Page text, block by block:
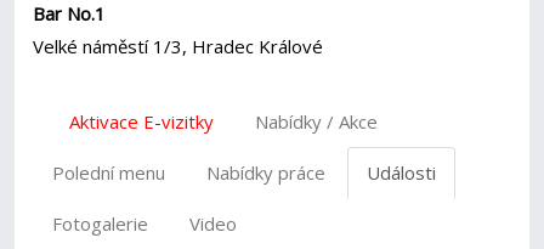
Bar No.1
Velké náměstí 1/3, Hradec Králové
Aktivace E-vizitky Nabídky / Akce
Polední menu Nabídky práce Události
Fotogalerie Video